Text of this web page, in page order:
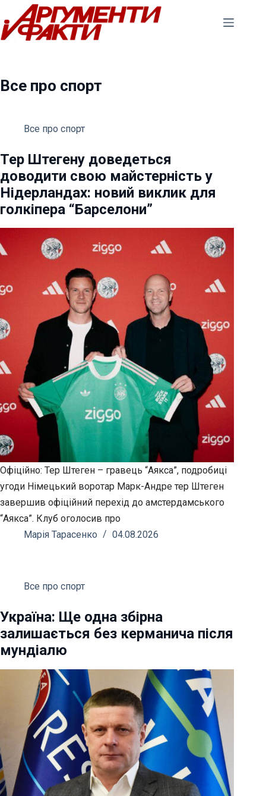
Перейти
до
вмісту
Все про спорт
Все про спорт
Тер Штегену доведеться
доводити свою майстерність у
Нідерландах: новий виклик для
голкіпера “Барселони”
Офіційно: Тер Штеген – гравець “Аякса”, подробиці
угоди Німецький воротар Марк-Андре тер Штеген
завершив офіційний перехід до амстердамського
“Аякса”. Клуб оголосив про
Марія Тарасенко
04.08.2026
Все про спорт
Україна: Ще одна збірна
залишається без керманича після
мундіалю